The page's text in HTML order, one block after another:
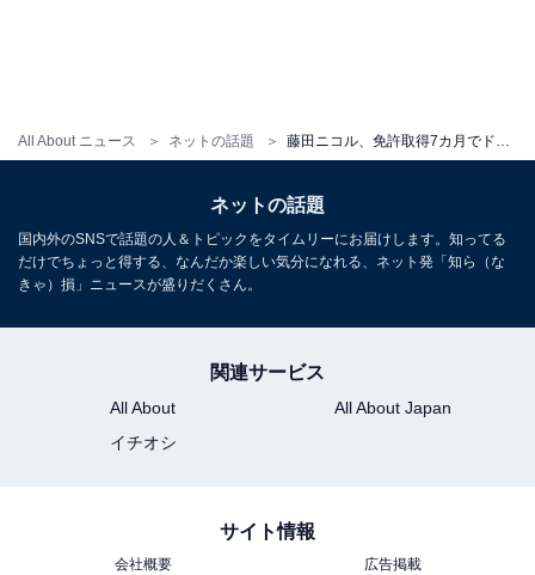
All About ニュース ネットの話題
ネットの話題
国内外のSNSで話題の人＆トピックをタイムリーにお届けします。知ってる
だけでちょっと得する、なんだか楽しい気分になれる、ネット発「知ら（な
きゃ）損」ニュースが盛りだくさん。
関連サービス
All About
All About Japan
イチオシ
サイト情報
会社概要
広告掲載